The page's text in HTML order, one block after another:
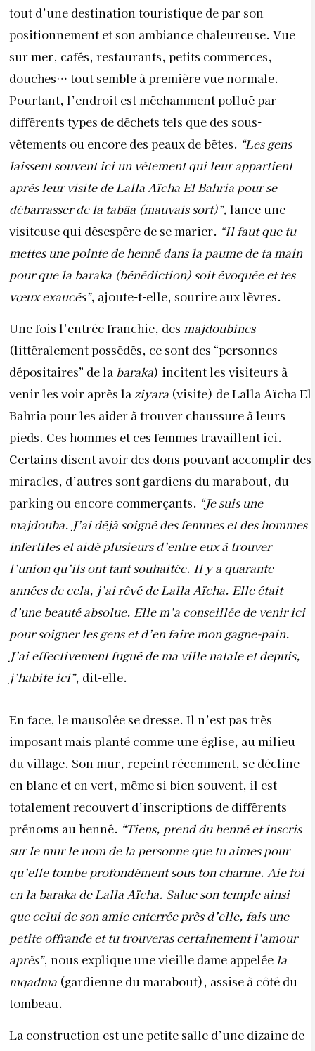
tout d’une destination touristique de par son
positionnement et son ambiance chaleureuse. Vue
sur mer, cafés, restaurants, petits commerces,
douches… tout semble à première vue normale.
Pourtant, l’endroit est méchamment pollué par
différents types de déchets tels que des sous-
vêtements ou encore des peaux de bêtes. “Les gens
laissent souvent ici un vêtement qui leur appartient
après leur visite de Lalla Aïcha El Bahria pour se
débarrasser de la tabâa (mauvais sort)”, lance une
visiteuse qui désespère de se marier. “Il faut que tu
mettes une pointe de henné dans la paume de ta main
pour que la baraka (bénédiction) soit évoquée et tes
vœux exaucés”, ajoute-t-elle, sourire aux lèvres.
Une fois l’entrée franchie, des majdoubines
(littéralement possédés, ce sont des “personnes
dépositaires” de la baraka) incitent les visiteurs à
venir les voir après laziyara (visite) de Lalla Aïcha El
Bahria pour les aider à trouver chaussure à leurs
pieds. Ces hommes et ces femmes travaillent ici.
Certains disent avoir des dons pouvant accomplir des
miracles, d’autres sont gardiens du marabout, du
parking ou encore commerçants. “Je suis une
majdouba. J’ai déjà soigné des femmes et des hommes
infertiles et aidé plusieurs d’entre eux à trouver
l’union qu’ils ont tant souhaitée. Il y a quarante
années de cela, j’ai rêvé de Lalla Aïcha. Elle était
d’une beauté absolue. Elle m’a conseillée de venir ici
pour soigner les gens et d’en faire mon gagne-pain.
J’ai effectivement fugué de ma ville natale et depuis,
j’habite ici”, dit-elle.
En face, le mausolée se dresse. Il n’est pas très
imposant mais planté comme une église, au milieu
du village. Son mur, repeint récemment, se décline
en blanc et en vert, même si bien souvent, il est
totalement recouvert d’inscriptions de différents
prénoms au henné. “Tiens, prend du henné et inscris
sur le mur le nom de la personne que tu aimes pour
qu’elle tombe profondément sous ton charme. Aie foi
en la baraka de Lalla Aïcha. Salue son temple ainsi
que celui de son amie enterrée près d’elle, fais une
petite offrande et tu trouveras certainement l’amour
après”, nous explique une vieille dame appelée la
mqadma (gardienne du marabout), assise à côté du
tombeau.
La construction est une petite salle d’une dizaine de